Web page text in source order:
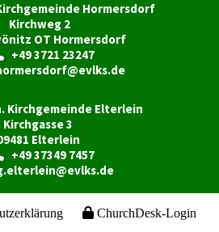
Hormersdorf
Kirchweg 2
OT Hormersdorf
+49 3721 23247
Elterlein
Kirchgasse 3
Elterlein
+49 37349 7457
ChurchDesk-Login